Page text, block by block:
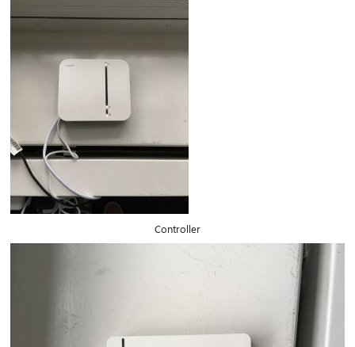
Controller
¡Hola! ¿Qué puedo hacer por ti?